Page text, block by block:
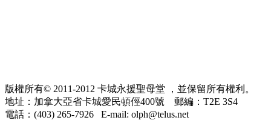
版權所有© 2011-2012 卡城永援聖母堂 ，並保留所有權利。
地址：加拿大亞省卡城愛民頓俓400號 郵編：T2E 3S4
電話：(403) 265-7926 E-mail: olph@telus.net